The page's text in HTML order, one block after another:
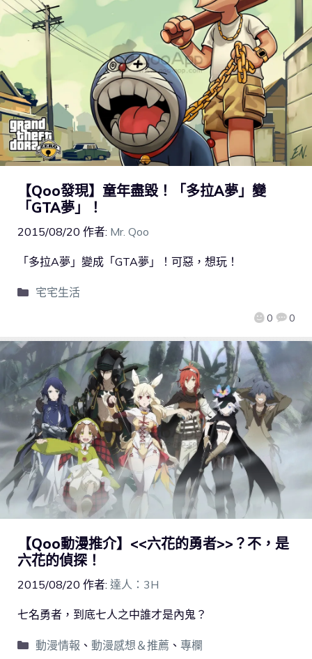
【Qoo發現】童年盡毀！「多拉A夢」變
「GTA夢」！
2015/08/20 作者: Mr. Qoo
0 0
「多拉A夢」變成「GTA夢」！可惡，想玩！
宅宅生活
【Qoo動漫推介】<<六花的勇者>>？不，是
六花的偵探！
2015/08/20 作者: 達人：3H
七名勇者，到底七人之中誰才是內鬼？
動漫情報 、 動漫感想＆推薦 、 專欄